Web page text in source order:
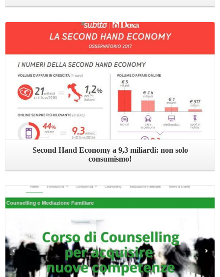
Leggi ...
Second Hand Economy a 9,3 miliardi: non solo
consumismo!